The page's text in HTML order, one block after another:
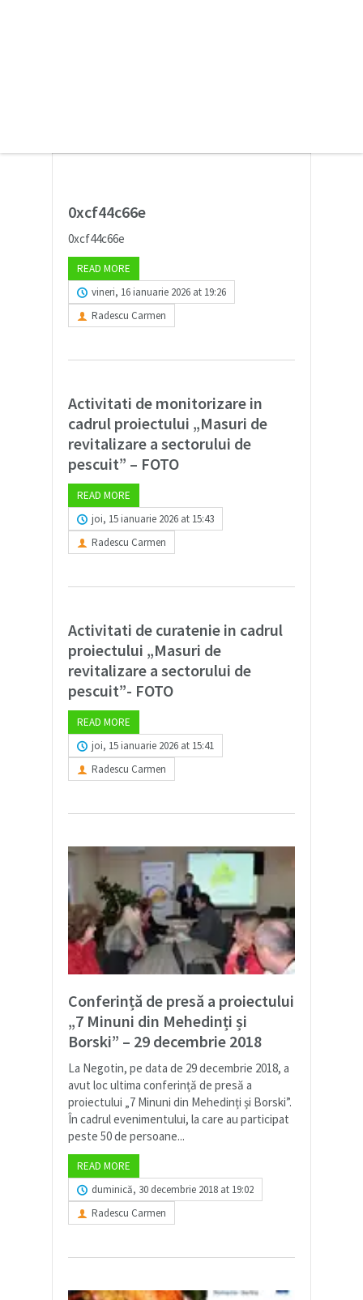
0xcf44c66e
0xcf44c66e
READ MORE
vineri, 16 ianuarie 2026 at 19:26
Radescu Carmen
Activitati de monitorizare in
cadrul proiectului „Masuri de
revitalizare a sectorului de
pescuit” – FOTO
READ MORE
joi, 15 ianuarie 2026 at 15:43
Radescu Carmen
Activitati de curatenie in cadrul
proiectului „Masuri de
revitalizare a sectorului de
pescuit”- FOTO
READ MORE
joi, 15 ianuarie 2026 at 15:41
Radescu Carmen
Conferință de presă a proiectului
„7 Minuni din Mehedinți și
Borski” – 29 decembrie 2018
La Negotin, pe data de 29 decembrie 2018, a
avut loc ultima conferință de presă a
proiectului „7 Minuni din Mehedinți și Borski”.
În cadrul evenimentului, la care au participat
peste 50 de persoane...
READ MORE
duminică, 30 decembrie 2018 at 19:02
Radescu Carmen